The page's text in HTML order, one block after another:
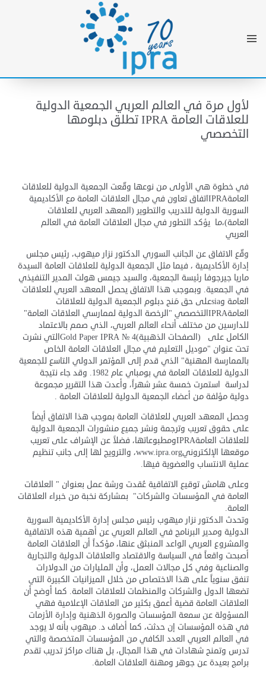
لأول مرة في العالم العربي الجمعية الدولية
للعلاقات العامة IPRA تطلق دبلومها
التخصصي
في خطوة هي الأولى من نوعها وقّعت الجمعية الدولية للعلاقات
العامةIPRAاتفاق تعاون في مجال العلاقات العامة مع الأكاديمية
السورية الدولية للتدريب والتطوير (المعهد العربي للعلاقات
العامة)،ما يؤكد التطور في مجال العلاقات العامة في العالم
العربي
وقّع الاتفاق عن الجانب السوري الدكتور نزار ميهوب، رئيس مجلس
إدارة الأكاديمية ، فيما مثل الجمعية الدولية للعلاقات العامة السيدة
ماريا جيرجوفا رئيسة الجمعية، والسيد جيمس هولت المدير التنفيذي
في الجمعية. وبموجب هذا الاتفاق يحصل المعهد العربي للعلاقات
العامة وsiaعلى حق مَنح دبلوم الجمعية الدولية للعلاقات
العامةIPRAالتخصصي "الرخصة الدولية لممارسي العلاقات العامة"
للدارسين من مختلف أنحاء العالم العربي، الذي صمم بالاعتماد
الكامل على (الصفحات الذهبية)Gold Paper IPRA № 4التي نشرت
تحت عنوان "موديل التعليم في مجال العلاقات العامة الخاص
بالممارسة المهنية" الذي قدم إلى المؤتمر الدولي التاسع للجمعية
الدولية للعلاقات العامة في بومباي عام 1982. وقد جاء نتيجة
لدراسة استمرت خمسة عشر شهراً، وأعدت هذا التقرير مجموعة
دولية مؤلفة من أعضاء الجمعية الدولية للعلاقات العامة .
وحصل المعهد العربي للعلاقات العامة بموجب هذا الاتفاق أيضاً
على حقوق تعريب وترجمة ونشر جميع منشورات الجمعية الدولية
للعلاقات العامةIPRAومطبوعاتها، فضلاً عن الإشراف على تعريب
موقعها الإلكترونيwww.ipra.org، والترويج لها إلى جانب تنظيم
عملية الانتساب والعضوية فيها.
وعلى هامش توقيع الاتفاقية عُقدت ورشة عمل بعنوان " العلاقات
العامة في المؤسسات والشركات" بمشاركة نخبة من خبراء العلاقات
العامة.
وتحدث الدكتور نزار ميهوب رئيس مجلس إدارة الأكاديمية السورية
الدولية ومدير البرنامج في العالم العربي عن أهمية هذه الاتفاقية
والمشروع العربي الواعد المنبثق عنها، مؤكداً أن العلاقات العامة
أصبحت واقعاً في السياسة والاقتصاد والعلاقات الدولية والتجارية
والصناعية وفي كل مجالات العمل، وأن المليارات من الدولارات
تنفق سنوياً على هذا الاختصاص من خلال الميزانيات الكبيرة التي
تضعها الدول والشركات والمنظمات للعلاقات العامة. كما أوضح أن
العلاقات العامة قضية أعمق بكثير من العلاقات الإعلامية فهي
المسؤولة عن سمعة المؤسسات والصورة الذهنية وإدارة الأزمات
في هذه المؤسسات إن حدثت، كما أضاف د. ميهوب بأنه لا يوجد
في العالم العربي العدد الكافي من المؤسسات المتخصصة والتي
تدرس وتمنح شهادات في هذا المجال، بل هناك مراكز تدريب تقدم
برامج بعيدة عن جوهر ومهنة العلاقات العامة.